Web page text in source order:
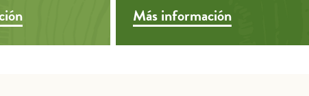
Más información